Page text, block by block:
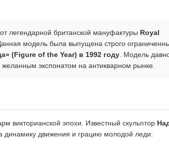
легендарной британской мануфактуры Royal
модель была выпущена строго
(Figure of the Year) в 1992 году . Модель
экспонатом на антикварном рынке.
викторианской эпохи. Известный скульптор
динамику движения и грацию молодой леди: